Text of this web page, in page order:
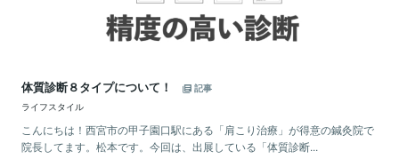
体質診断８タイプについて！
記事
ライフスタイル
こんにちは！西宮市の甲子園口駅にある「肩こり治療」が得意の鍼灸院で
院長してます。松本です。今回は、出展している「体質診断...